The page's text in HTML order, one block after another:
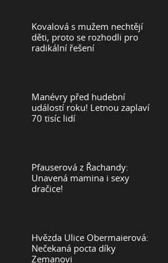
Kovalová s mužem nechtějí
děti, proto se rozhodli pro
radikální řešení
Manévry před hudební
událostí roku! Letnou zaplaví
70 tisíc lidí
Pfauserová z Řachandy:
Unavená mamina i sexy
dračice!
Hvězda Ulice Obermaierová:
Nečekaná pocta díky
Zemanovi